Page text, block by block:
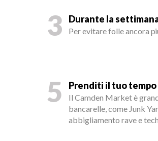
3 Durante la
Per evitare folle ancora
5 Prenditi il tuo tempo
Il Camden Market è
bancarelle, come Junk
abbigliamento rave e